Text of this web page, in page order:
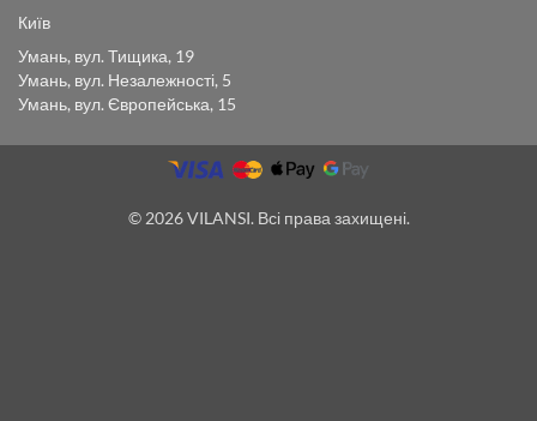
Київ
Умань, вул. Тищика, 19
Умань, вул. Незалежності, 5
Умань, вул. Європейська, 15
© 2026 VILANSI. Всі права захищені.